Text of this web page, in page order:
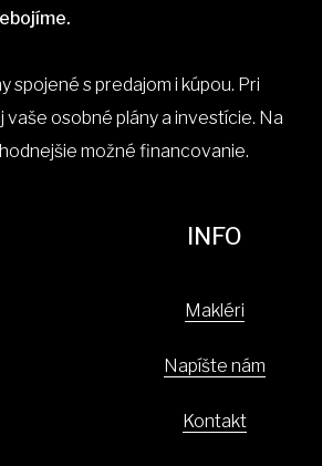
s predajom i kúpou. Pri
vaše osobné plány a investície. Na
možné financovanie.
INFO
Makléri
Napíšte nám
Kontakt